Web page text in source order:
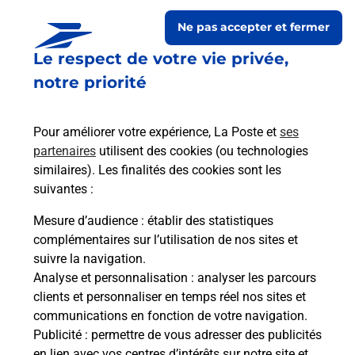
Le respect de votre vie privée,
notre priorité
Pour améliorer votre expérience, La Poste et ses
partenaires utilisent des cookies (ou technologies
similaires). Les finalités des cookies sont les
suivantes :
Mesure d’audience : établir des statistiques
complémentaires sur l’utilisation de nos sites et
suivre la navigation.
Analyse et personnalisation : analyser les parcours
clients et personnaliser en temps réel nos sites et
communications en fonction de votre navigation.
Publicité : permettre de vous adresser des publicités
Ne pas accepter et fermer
Boîte aux lettres La Poste
Prochaine collecte du courrier vendredi
08h00
Rue De Verdun
42720 Vougy
Itinéraire
Le lien s'ouvre dans un nouvel onglet